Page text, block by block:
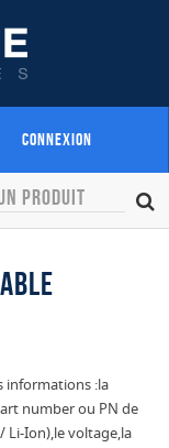
Connexion
informations :la
number ou PN de
Ion),le voltage,la